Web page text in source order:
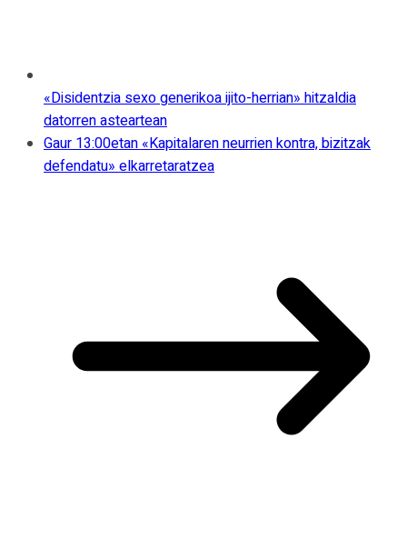
«Disidentzia sexo generikoa ijito-herrian» hitzaldia
datorren asteartean
Gaur 13:00etan «Kapitalaren neurrien kontra, bizitzak
defendatu» elkarretaratzea